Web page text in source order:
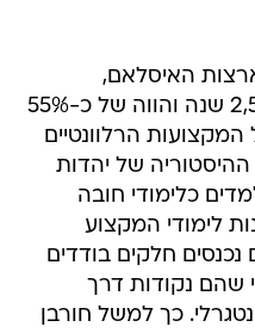
האיסלאם,
היסטוריה של למעלה מ 2,500 שנה והווה של כ-55%
הרלוונטיים
של יהדות
כלימודי חובה
לימודי המקצוע
חלקים בודדים
שהם נקודות דרך
כך למשל חורבן